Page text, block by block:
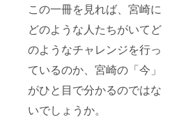
この一冊を見れば、宮崎に
どのような人たちがいてど
のようなチャレンジを行っ
ているのか、宮崎の「今」
がひと目で分かるのではな
いでしょうか。